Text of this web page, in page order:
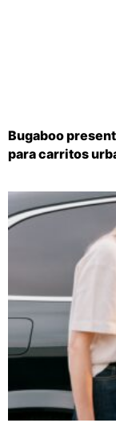
Bugaboo
para carritos